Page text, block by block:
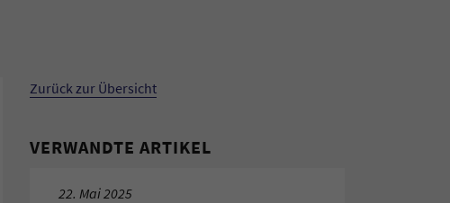
Zurück zur Übersicht
VERWANDTE ARTIKEL
22. Mai 2025